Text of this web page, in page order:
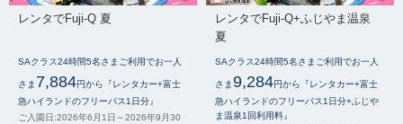
レンタでFuji-Q 夏
SAクラス24時間5名さまご利用でお一人
さま 7,884円から『レンタカー+富士
急ハイランドのフリーパス1日分』
ご入園日:2026年6月1日～2026年9月30
レンタでFuji-Q+ふじやま温泉
夏
SAクラス24時間5名さまご利用でお一人
さま9,284円から『レンタカー+富士
急ハイランドのフリーパス1日分+ふじや
ま温泉1回利用料』